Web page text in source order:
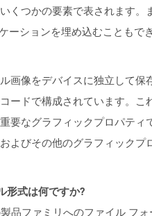
くつかの要素で表されます
ーションを埋め込むこともでき
画像をデバイスに独立して
ードで構成されています。
要なグラフィックプロパテ
よびその他のグラフィック
形式は何ですか?
ファミリへのファイル フォ